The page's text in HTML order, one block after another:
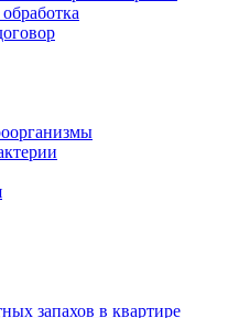
запахов в квартире